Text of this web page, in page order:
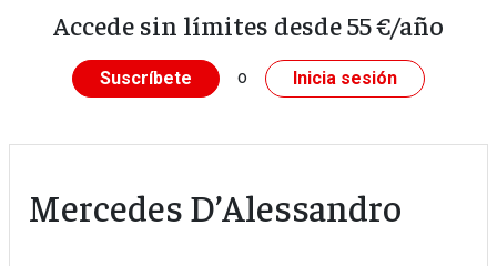
Pasar al contenido principal
Accede sin límites desde 55 €/año
Suscríbete o Inicia sesión
Mercedes D’Alessandro